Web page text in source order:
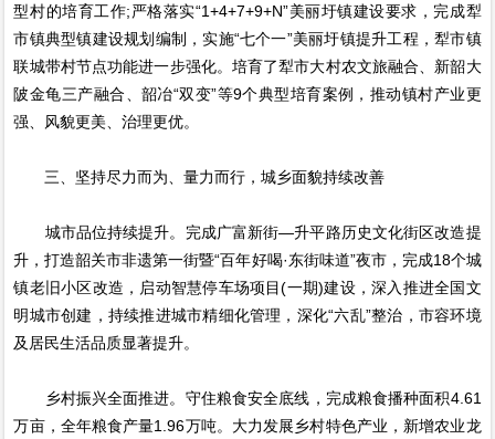
型村的培育工作;严格落实“1+4+7+9+N”美丽圩镇建设要求，完成犁
市镇典型镇建设规划编制，实施“七个一”美丽圩镇提升工程，犁市镇
联城带村节点功能进一步强化。培育了犁市大村农文旅融合、新韶大
陂金龟三产融合、韶冶“双变”等9个典型培育案例，推动镇村产业更
强、风貌更美、治理更优。
三、坚持尽力而为、量力而行，城乡面貌持续改善
城市品位持续提升。完成广富新街—升平路历史文化街区改造提
升，打造韶关市非遗第一街暨“百年好喝·东街味道”夜市，完成18个城
镇老旧小区改造，启动智慧停车场项目(一期)建设，深入推进全国文
明城市创建，持续推进城市精细化管理，深化“六乱”整治，市容环境
及居民生活品质显著提升。
乡村振兴全面推进。守住粮食安全底线，完成粮食播种面积4.61
万亩，全年粮食产量1.96万吨。大力发展乡村特色产业，新增农业龙